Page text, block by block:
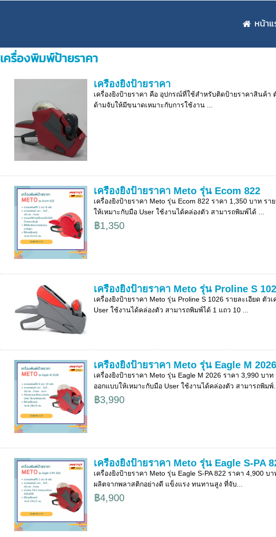
หน้า
เครื่องพิมพ์ป้ายราคา
เครื่องยิงป้ายราคา
เครื่องยิงป้ายราคา คือ อุปกรณ์ที่ใช้สำหรับติดป้ายราคาสินค้
ด้ามจับให้มีขนาดเหมาะกับการใช้งาน ...
เครื่องยิงป้ายราคา Meto รุ่น Ecom 822
เครื่องยิงป้ายราคา Meto รุ่น Ecom 822 ราคา 1,350 บาท
ให้เหมาะกับมือ User ใช้งานได้คล่องตัว สามารถพิมพ์ได้ ...
฿1,350
เครื่องยิงป้ายราคา Meto รุ่น Proline S
เครื่องยิงป้ายราคา Meto รุ่น Proline S 1026 รายละเอียด
User ใช้งานได้คล่องตัว สามารถพิมพ์ได้ 1 แถว 10 ...
เครื่องยิงป้ายราคา Meto รุ่น Eagle M 2026
เครื่องยิงป้ายราคา Meto รุ่น Eagle M 2026 ราคา 3,990 บ
ออกแบบให้เหมาะกับมือ User ใช้งานได้คล่องตัว สามารถพิมพ์
฿3,990
เครื่องยิงป้ายราคา Meto รุ่น Eagle S-PA
เครื่องยิงป้ายราคา Meto รุ่น Eagle S-PA 822 ราคา 4,900
ผลิตจากพลาสติกอย่างดี แข็งแรง ทนทานสูง ที่จับ...
฿4,900